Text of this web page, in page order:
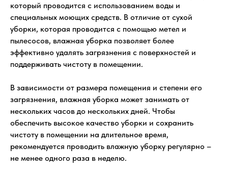
который проводится с использованием воды и
специальных моющих средств. В отличие от сухой
уборки, которая проводится с помощью метел и
пылесосов, влажная уборка позволяет более
эффективно удалять загрязнения с поверхностей и
поддерживать чистоту в помещении.
В зависимости от размера помещения и степени его
загрязнения, влажная уборка может занимать от
нескольких часов до нескольких дней. Чтобы
обеспечить высокое качество уборки и сохранить
чистоту в помещении на длительное время,
рекомендуется проводить влажную уборку регулярно –
не менее одного раза в неделю.